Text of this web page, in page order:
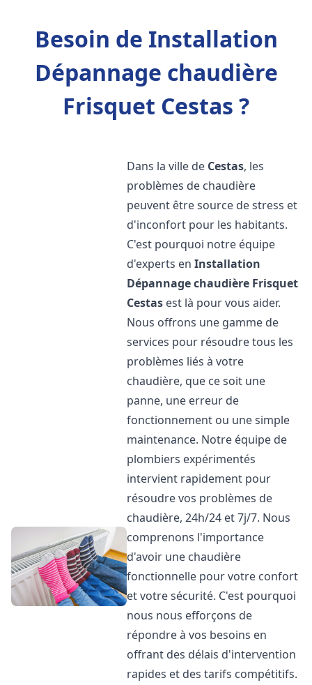
Besoin de Installation
Dépannage chaudière
Frisquet Cestas ?
Dans la ville de Cestas, les
problèmes de chaudière
peuvent être source de stress et
d'inconfort pour les habitants.
C'est pourquoi notre équipe
d'experts enInstallation
Dépannage chaudière Frisquet
Cestas est là pour vous aider.
Nous offrons une gamme de
services pour résoudre tous les
problèmes liés à votre
chaudière, que ce soit une
panne, une erreur de
fonctionnement ou une simple
maintenance. Notre équipe de
plombiers expérimentés
intervient rapidement pour
résoudre vos problèmes de
chaudière, 24h/24 et 7j/7. Nous
comprenons l'importance
d'avoir une chaudière
fonctionnelle pour votre confort
et votre sécurité. C'est pourquoi
nous nous efforçons de
répondre à vos besoins en
offrant des délais d'intervention
rapides et des tarifs compétitifs.